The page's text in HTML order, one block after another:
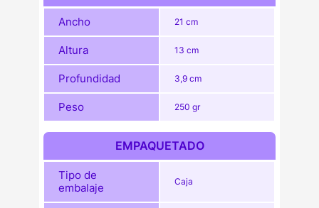
Ancho 21 cm
Altura 13 cm
Profundidad 3,9 cm
Peso 250 gr
EMPAQUETADO
Tipo de
embalaje
Caja